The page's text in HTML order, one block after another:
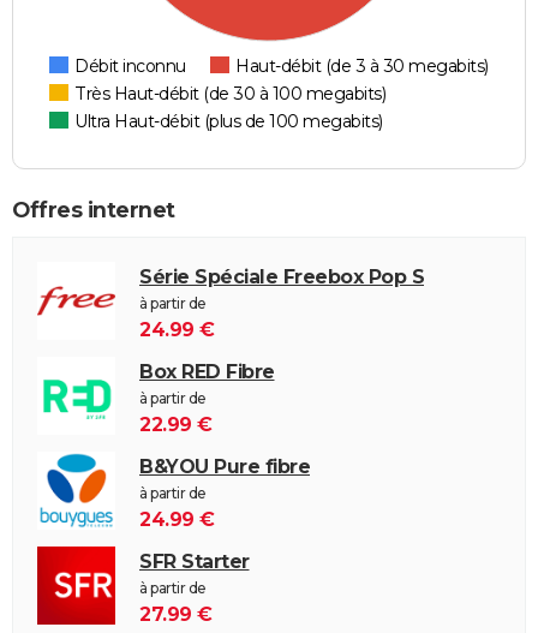
Débit inconnu
Haut-débit (de 3 à 30 megabits)
Très Haut-débit (de 30 à 100 megabits)
Ultra Haut-débit (plus de 100 megabits)
Offres internet
Série Spéciale Freebox Pop S
à partir de
24.99 €
Box RED Fibre
à partir de
22.99 €
B&YOU Pure fibre
à partir de
24.99 €
SFR Starter
à partir de
27.99 €